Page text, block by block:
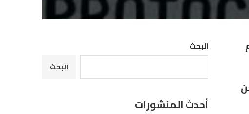
البحث
البحث
أحدث المنشورات